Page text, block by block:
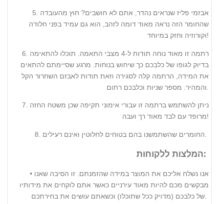
5. אבזמי פליז שנראים נהדר, אתם לא חושבים? חוץ מהעובדה
שהחומר הזה נראה מאוד דומה לזהב, הוא גם עמיד בפני חלודה
וקורוזיה וחזק במיוחד!
6. רתמה זו מאוד נוחה תודות ל-4 מצבי התאמה. תוכלו להתאימה
בדיוק לגופו של כלבכם כך שיחוש בנוחות. מרגע שסיימתם להתאים
את המידה, הרתמה קלה לסגירה וזאת תודות לאבזם השחרור הקל
7. ניתן להשתמש ברתמה זו עבורי אימוני תקיפה שכן משטח החזה
מרופד עם לבד מאוד רך ועבה!
המלצות ללקוחות:
• אנו נשלח אליכם את המוצר במידה שהזמנתם. זו הסיבה שאנו
מבקשים מכם להיות מאוד עירניים כאשר אתם לוקחים את מידותיו